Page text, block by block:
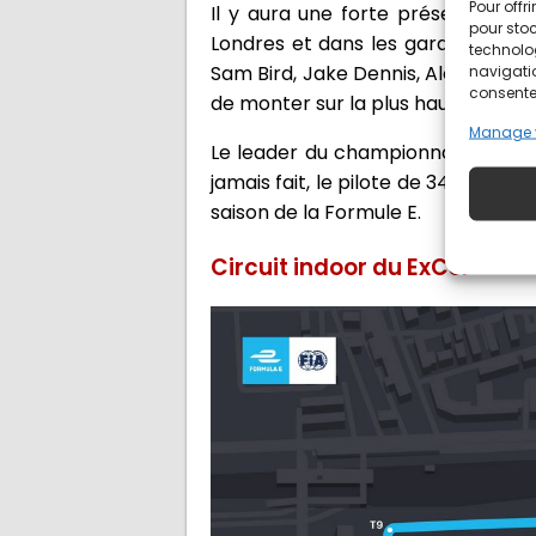
Pour
pour
Manage
Il y aura une forte présence
Londres et dans les garages qui
Sam Bird, Jake Dennis, Alex
de monter sur la plus haute
Le leader du championnat, Bird,
jamais fait, le pilote de 34 ans
saison de la Formule E.
Circuit indoor du ExCel